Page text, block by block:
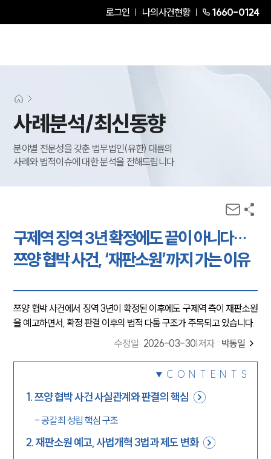
로그인 나의사건현황 1660-0124
사례분석/최신동향
분야별 전문성을 갖춘 법무법인(유한) 대륜의
사례와 법적이슈에 대한 분석을 전해드립니다.
구제역 징역 3년 확정에도 끝이 아니다…
쯔양 협박 사건, ‘재판소원’까지 가는 이유
쯔양 협박 사건에서 징역 3년이 확정된 이후에도 구제역 측이 재판소원
을 예고하면서, 확정 판결 이후의 법적 다툼 구조가 주목되고 있습니다.
수정일: 2026-03-30 저자 : 박동일
CONTENTS
1.쯔양 협박 사건 사실관계와 판결의 핵심
-공갈죄 성립 핵심 구조
2.재판소원 예고, 사법개혁 3법과 제도 변화